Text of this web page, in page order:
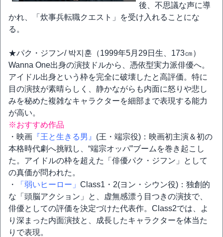
後、不思議な声に導
かれ、「炊事兵転職クエスト」を受け入れることにな
る。
★パク・ジフン/ 박지훈（1999年5月29日生、173㎝）
Wanna One出身の演技ドルから、憑依型実力派俳優へ。
アイドル出身という枠を完全に破壊したと高評価。特に
目の演技が素晴らしく、静かながらも内面に怒りや悲し
みを秘めた複雑なキャラクターを細部まで表現する能力
が高い。
※おすすめ作品
・映画 『王と生きる男』 (王・端宗役)：映画初主演＆初の
本格時代劇へ挑戦し、“端宗オッパ”ブームを巻き起こし
た。アイドルの枠を超えた「俳優パク・ジフン」として
の真価が問われた。
・
「弱いヒーロー」 Class1・2(ヨン・シウン役)：独創的
な「頭脳アクション」と、虚無感漂う目つきの演技で、
俳優としての評価を決定づけた代表作。Class2では、よ
り深まった内面演技と、成長したキャラクターを体当た
りで表現。